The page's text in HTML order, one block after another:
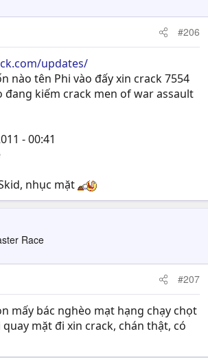
#206
updates/
nào tên Phi vào đấy xin crack 7554
đang kiếm crack men of war assault
- 00:41
nhục mặt
Race
#207
mấy bác nghèo mạt hạng chạy chọt
mặt đi xin crack, chán thật, có